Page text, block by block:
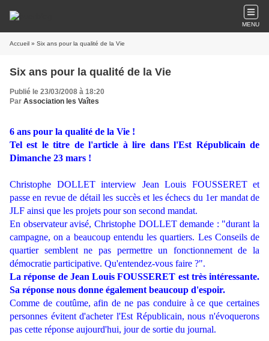
MENU
Accueil » Six ans pour la qualité de la Vie
Six ans pour la qualité de la Vie
Publié le 23/03/2008 à 18:20
Par Association les Vaîtes
6 ans pour la qualité de la Vie !
Tel est le titre de l'article à lire dans l'Est Républicain de
Dimanche 23 mars !
Christophe DOLLET interview Jean Louis FOUSSERET et
passe en revue de détail les succès et les échecs du 1er mandat de
JLF ainsi que les projets pour son second mandat.
En observateur avisé, Christophe DOLLET demande : "durant la
campagne, on a beaucoup entendu les quartiers. Les Conseils de
quartier semblent ne pas permettre un fonctionnement de la
démocratie participative. Qu'entendez-vous faire ?".
La réponse de Jean Louis FOUSSERET est très intéressante.
Sa réponse nous donne également beaucoup d'espoir.
Comme de coutûme, afin de ne pas conduire à ce que certaines
personnes évitent d'acheter l'Est Républicain, nous n'évoquerons
pas cette réponse aujourd'hui, jour de sortie du journal.